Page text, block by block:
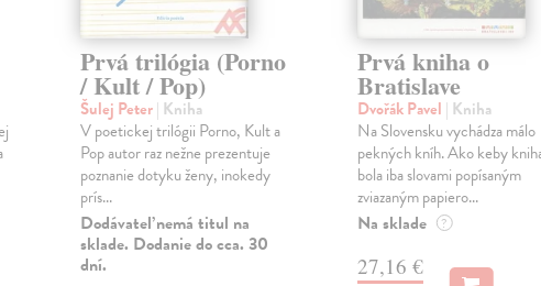
Prvá trilógia (Porno
/ Kult / Pop)
Šulej Peter| Kniha
V poetickej trilógii Porno, Kult a
Pop autor raz nežne prezentuje
poznanie dotyku ženy, inokedy
prís...
Dodávateľ nemá titul na
sklade. Dodanie do cca. 30
dní.
Prvá kniha o
Bratislave
Dvořák Pavel | Kniha
Na Slovensku vychádza málo
pekných kníh. Ako keby
bola iba slovami popísaným
zviazaným papiero...
Na sklade ?
27,16 €